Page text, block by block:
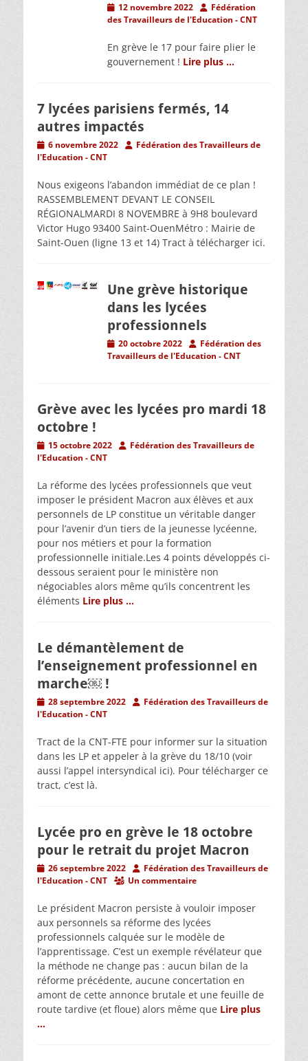
Posted
on
12 novembre 2022 AuthorFédération
des Travailleurs de l'Education - CNT
En grève le 17 pour faire plier le
gouvernement ! Lire plus …
7 lycées parisiens fermés, 14
autres impactés
Posted
on
6 novembre 2022 AuthorFédération des Travailleurs de
l'Education - CNT
Nous exigeons l’abandon immédiat de ce plan !
RASSEMBLEMENT DEVANT LE CONSEIL
RÉGIONALMARDI 8 NOVEMBRE à 9H8 boulevard
Victor Hugo 93400 Saint-OuenMétro : Mairie de
Saint-Ouen (ligne 13 et 14) Tract à télécharger ici.
Une grève historique
dans les lycées
professionnels
Posted
on
20 octobre 2022 AuthorFédération des
Travailleurs de l'Education - CNT
Grève avec les lycées pro mardi 18
octobre !
Posted
on
15 octobre 2022 AuthorFédération des Travailleurs de
l'Education - CNT
La réforme des lycées professionnels que veut
imposer le président Macron aux élèves et aux
personnels de LP constitue un véritable danger
pour l’avenir d’un tiers de la jeunesse lycéenne,
pour nos métiers et pour la formation
professionnelle initiale.Les 4 points développés ci-
dessous seraient pour le ministère non
négociables alors même qu’ils concentrent les
éléments Lire plus …
Le démantèlement de
l’enseignement professionnel en
marche￼ !
Posted
on
28 septembre 2022 AuthorFédération des Travailleurs de
l'Education - CNT
Tract de la CNT-FTE pour informer sur la situation
dans les LP et appeler à la grève du 18/10 (voir
aussi l’appel intersyndical ici). Pour télécharger ce
tract, c’est là.
Lycée pro en grève le 18 octobre
pour le retrait du projet Macron
Posted
on
26 septembre 2022 AuthorFédération des Travailleurs de
l'Education - CNT
Un commentaire
Le président Macron persiste à vouloir imposer
aux personnels sa réforme des lycées
professionnels calquée sur le modèle de
l’apprentissage. C’est un exemple révélateur que
la méthode ne change pas : aucun bilan de la
réforme précédente, aucune concertation en
amont de cette annonce brutale et une feuille de
route tardive (et floue) alors même que Lire plus
…